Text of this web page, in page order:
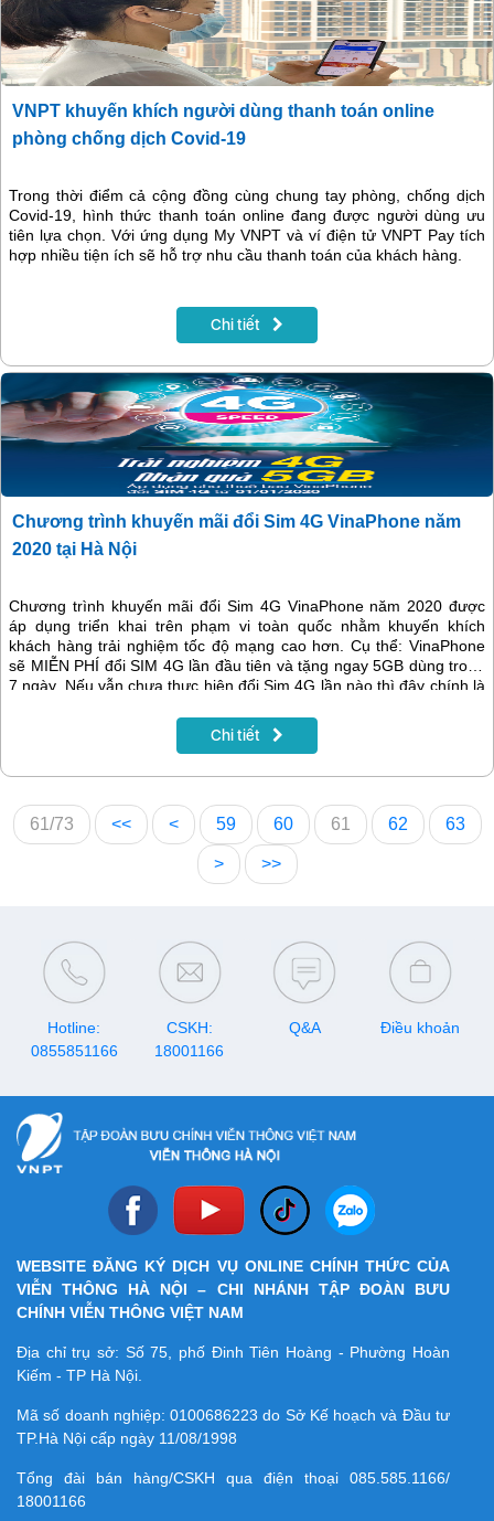
VNPT khuyến khích người dùng thanh toán online
phòng chống dịch Covid-19
Trong thời điểm cả cộng đồng cùng chung tay phòng, chống dịch
Covid-19, hình thức thanh toán online đang được người dùng ưu
tiên lựa chọn. Với ứng dụng My VNPT và ví điện tử VNPT Pay tích
hợp nhiều tiện ích sẽ hỗ trợ nhu cầu thanh toán của khách hàng.
Chi tiết
Chương trình khuyến mãi đổi Sim 4G VinaPhone năm
2020 tại Hà Nội
Chương trình khuyến mãi đổi Sim 4G VinaPhone năm 2020 được
áp dụng triển khai trên phạm vi toàn quốc nhằm khuyến khích
khách hàng trải nghiệm tốc độ mạng cao hơn. Cụ thể: VinaPhone
sẽ MIỄN PHÍ đổi SIM 4G lần đầu tiên và tặng ngay 5GB dùng trong
7 ngày. Nếu vẫn chưa thực hiện đổi Sim 4G lần nào thì đây chính là
Chi tiết
61/73 << < 59 60 61 62 63
> >>
Hotline:
0855851166
CSKH:
18001166
Q&A Điều khoản
WEBSITE ĐĂNG KÝ DỊCH VỤ ONLINE CHÍNH THỨC CỦA
VIỄN THÔNG HÀ NỘI – CHI NHÁNH TẬP ĐOÀN BƯU
CHÍNH VIỄN THÔNG VIỆT NAM
Địa chỉ trụ sở: Số 75, phố Đinh Tiên Hoàng - Phường Hoàn
Kiếm - TP Hà Nội.
Mã số doanh nghiệp:0100686223 do Sở Kế hoạch và Đầu tư
TP.Hà Nội cấp ngày 11/08/1998
Tổng đài bán hàng/CSKH qua điện thoại 085.585.1166/
18001166